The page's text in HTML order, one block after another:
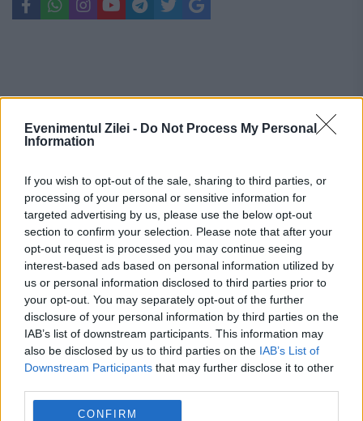
Evenimentul Zilei - Do Not Process My Personal
Information
If you wish to opt-out of the sale, sharing to third parties, or
processing of your personal or sensitive information for
targeted advertising by us, please use the below opt-out
section to confirm your selection. Please note that after your
opt-out request is processed you may continue seeing
interest-based ads based on personal information utilized by
us or personal information disclosed to third parties prior to
your opt-out. You may separately opt-out of the further
disclosure of your personal information by third parties on the
IAB’s list of downstream participants. This information may
also be disclosed by us to third parties on the IAB’s List of
Downstream Participants that may further disclose it to other
CONFIRM
Recomandările noastre